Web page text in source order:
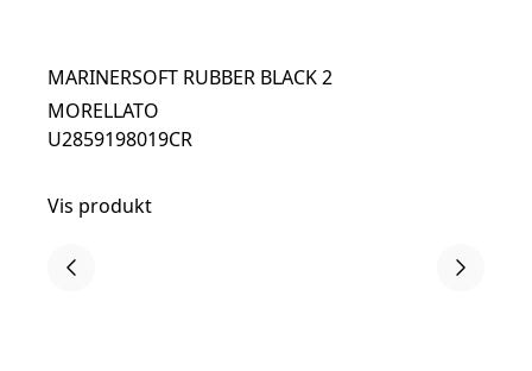
MARINERSOFT RUBBER BLACK 2
MORELLATO
U2859198019CR
Vis produkt